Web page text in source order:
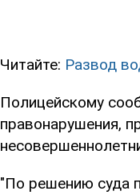
Читайте: Развод
Полицейскому
правонарушения,
"По решению суда